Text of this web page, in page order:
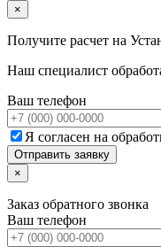
×
Получите расчет на
Наш специалист
Ваш телефон
Я согласен на
×
Заказ обратного звонка
Ваш телефон